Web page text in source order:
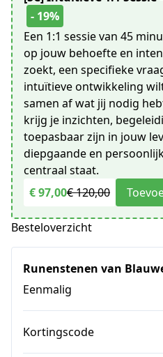
- 19%
Een 1:1 sessie van 45
op jouw behoefte en
zoekt, een specifieke
intuïtieve ontwikkeling
samen af wat jij nodig
krijg je inzichten,
toepasbaar zijn in jouw
diepgaande en
centraal staat.
€ 97,00€ 120,00
Besteloverzicht
Runenstenen van
Eenmalig
Kortingscode